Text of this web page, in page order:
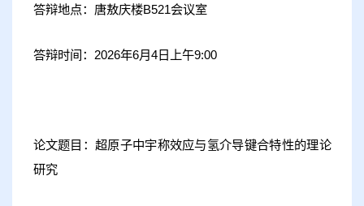
答辩地点：唐敖庆楼B521会议室
答辩时间：2026年6月4日上午9:00
论文题目：超原子中宇称效应与氢介导键合特性的理论
研究